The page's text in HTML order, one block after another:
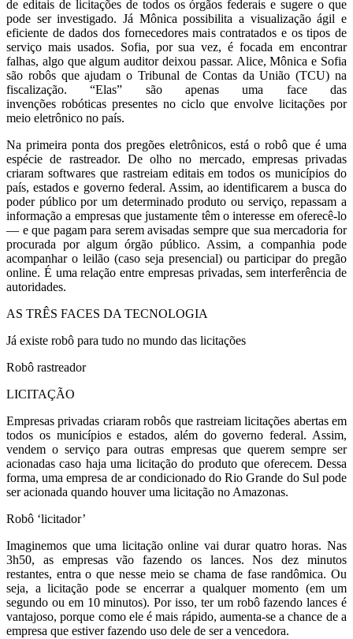
de editais de licitações de todos os órgãos federais e sugere o que
pode ser investigado. Já Mônica possibilita a visualização ágil e
eficiente de dados dos fornecedores mais contratados e os tipos de
serviço mais usados. Sofia, por sua vez, é focada em encontrar
falhas, algo que algum auditor deixou passar. Alice, Mônica e Sofia
são robôs que ajudam o Tribunal de Contas da União (TCU) na
fiscalização. “Elas” são apenas uma face das
invenções robóticas presentes no ciclo que envolve licitações por
meio eletrônico no país.
Na primeira ponta dos pregões eletrônicos, está o robô que é uma
espécie de rastreador. De olho no mercado, empresas privadas
criaram softwares que rastreiam editais em todos os municípios do
país, estados e governo federal. Assim, ao identificarem a busca do
poder público por um determinado produto ou serviço, repassam a
informação a empresas que justamente têm o interesse em oferecê-lo
— e que pagam para serem avisadas sempre que sua mercadoria for
procurada por algum órgão público. Assim, a companhia pode
acompanhar o leilão (caso seja presencial) ou participar do pregão
online. É uma relação entre empresas privadas, sem interferência de
autoridades.
AS TRÊS FACES DA TECNOLOGIA
Já existe robô para tudo no mundo das licitações
Robô rastreador
LICITAÇÃO
Empresas privadas criaram robôs que rastreiam licitações abertas em
todos os municípios e estados, além do governo federal. Assim,
vendem o serviço para outras empresas que querem sempre ser
acionadas caso haja uma licitação do produto que oferecem. Dessa
forma, uma empresa de ar condicionado do Rio Grande do Sul pode
ser acionada quando houver uma licitação no Amazonas.
Robô ‘licitador’
Imaginemos que uma licitação online vai durar quatro horas. Nas
3h50, as empresas vão fazendo os lances. Nos dez minutos
restantes, entra o que nesse meio se chama de fase randômica. Ou
seja, a licitação pode se encerrar a qualquer momento (em um
segundo ou em 10 minutos). Por isso, ter um robô fazendo lances é
vantajoso, porque como ele é mais rápido, aumenta-se a chance de a
empresa que estiver fazendo uso dele de ser a vencedora.